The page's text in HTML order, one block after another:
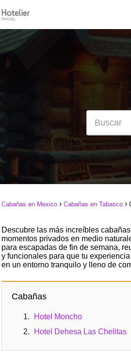
Cabañas en Mexico Cabañas en Tabasco
Descubre las más increíbles
momentos privados en medio
para escapadas de fin de semana,
y funcionales para que tu
en un entorno tranquilo y lleno de
Cabañas
Hotel Moncho
Hotel Dehesa Las Chelitas